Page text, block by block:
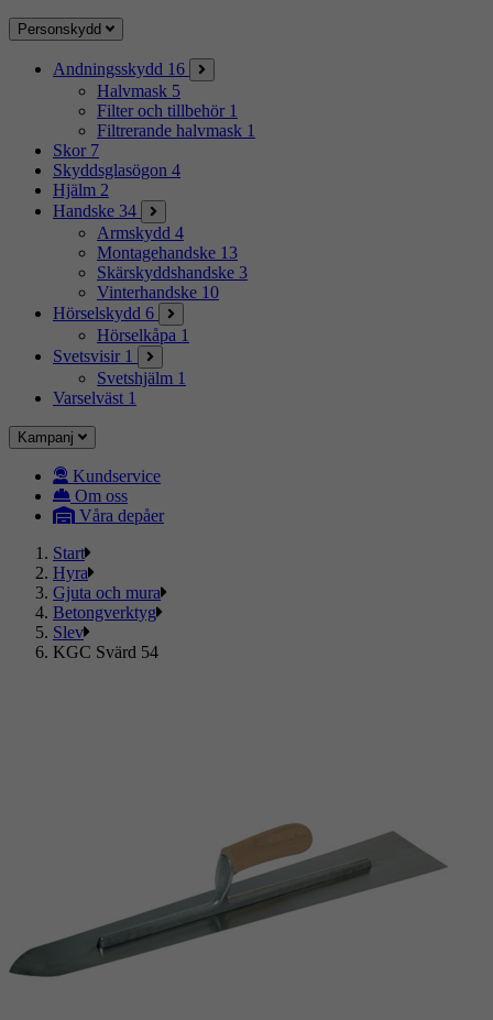
Personskydd
Andningsskydd 16
Halvmask 5
Filter och tillbehör 1
Filtrerande halvmask 1
Skor 7
Skyddsglasögon 4
Hjälm 2
Handske 34
Armskydd 4
Montagehandske 13
Skärskyddshandske 3
Vinterhandske 10
Hörselskydd 6
Hörselkåpa 1
Svetsvisir 1
Svetshjälm 1
Varselväst 1
Kampanj
Kundservice
Om oss
Våra depåer
Start
Hyra
Gjuta och mura
Betongverktyg
Slev
KGC Svärd 54